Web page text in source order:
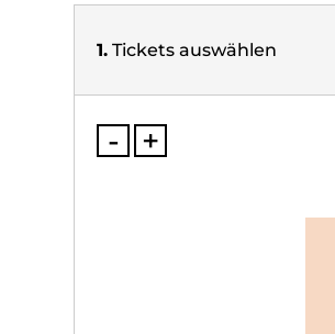
1. Tickets auswählen
- +